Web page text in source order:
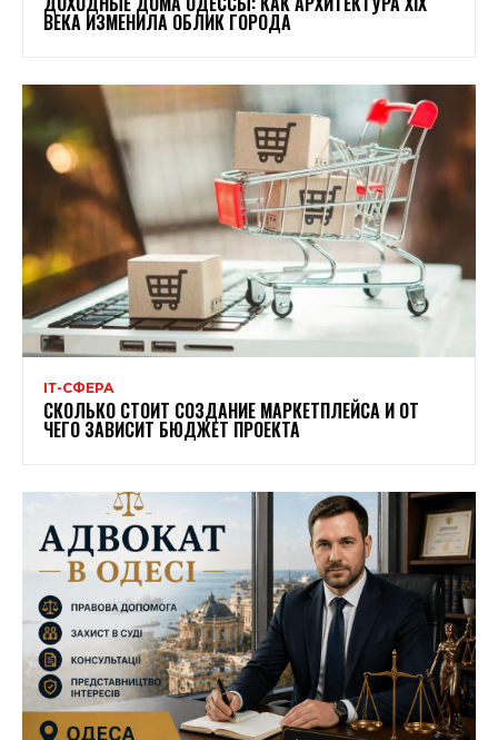
ВЕКА ИЗМЕНИЛА ОБЛИК ГОРОДА
ІТ-СФЕРА
СКОЛЬКО СТОИТ СОЗДАНИЕ МАРКЕТПЛЕЙСА И ОТ
ЧЕГО ЗАВИСИТ БЮДЖЕТ ПРОЕКТА